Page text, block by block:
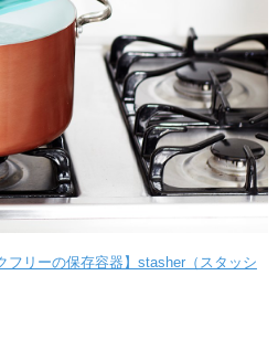
フリーの保存容器】stasher（スタッシ